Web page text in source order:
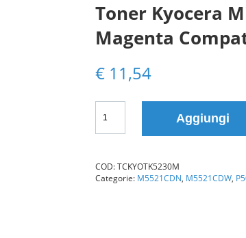
Toner Kyocera
Magenta
€ 11,54
Kyocera
(1T02R9BNL0)
Aggiungi
COD:TCKYOTK5230M
Categorie: M5521CDN, M5521CDW,